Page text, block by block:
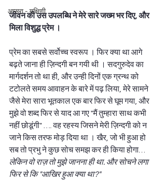
अप्सरा - यक्षिणी
जीवन की उस उपलब्धि ने मेरे सारे जख्म भर दिए, और
मिला विशुद्ध प्रेम ।
प्रेम का सबसे सर्वोच्च स्वरूप । फिर क्या था आगे
बढ़ते जाना ही ज़िन्दगी बन गयी थी । सदगुरुदेव का
मार्गदर्शन तो था ही, और उन्ही दिनों एक ग्रन्थ को
टटोलते समय आवाहन के बारे में पढ़ लिया, मेरे सामने
जैसे मेरा सारा भूतकाल एक बार फिर से घूम गया, और
मुझे वो शब्द फिर से याद आ गए "मैं तुम्हारा साथ कभी
नहीं छोडूंगी" …. वह रहस्य जिसने मेरी ज़िन्दगी को न
जाने किस तरफ मोड़ दिया था । खैर, जो भी हुआ हो
सब तो प्रभु ने कुछ सोच समझ कर ही किया होगा…
लेकिन वो राज़ तो मुझे जानना ही था. और सोचने लगा
फिर से कि "आखिर हुआ क्या था?"